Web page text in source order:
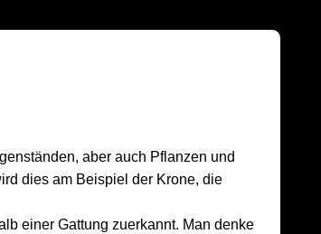
aber auch Pflanzen und
dies am Beispiel der Krone, die
einer Gattung zuerkannt. Man denke